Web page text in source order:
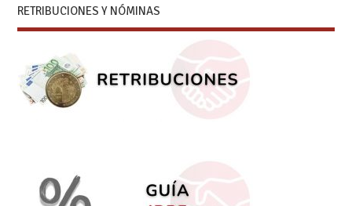
RETRIBUCIONES Y NÓMINAS